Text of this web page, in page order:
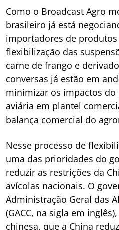
Como o Broadcast Agro
brasileiro já está
importadores de produtos
flexibilização das
carne de frango e
conversas já estão em
minimizar os impactos
aviária em plantel
balança comercial do
Nesse processo de
uma das prioridades do
reduzir as restrições da
avícolas nacionais. O
Administração Geral das
(GACC, na sigla em
chinesa, que a China